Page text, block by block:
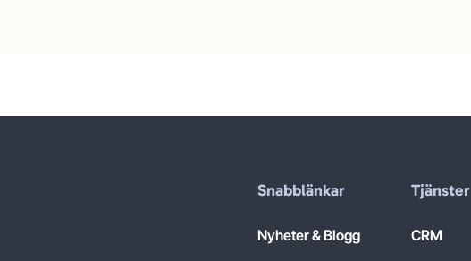
Snabblänkar
Nyheter & Blogg
Tjänster
CRM